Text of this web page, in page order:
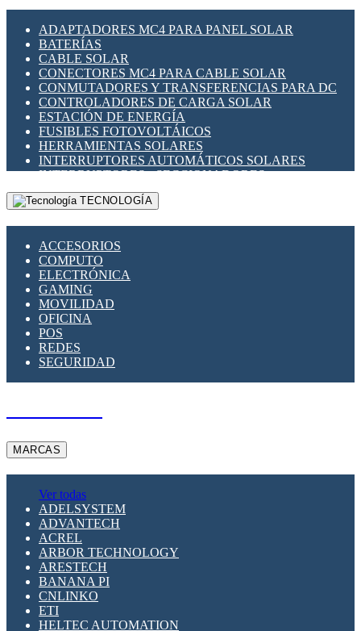
ADAPTADORES MC4 PARA PANEL SOLAR
BATERÍAS
CABLE SOLAR
CONECTORES MC4 PARA CABLE SOLAR
CONMUTADORES Y TRANSFERENCIAS PARA DC
CONTROLADORES DE CARGA SOLAR
ESTACIÓN DE ENERGÍA
FUSIBLES FOTOVOLTÁICOS
HERRAMIENTAS SOLARES
INTERRUPTORES AUTOMÁTICOS SOLARES
INTERRUPTORES - SECCIONADORES
FOTOVOLTÁICOS
MONTAJE PANEL SOLAR
SUPRESOR DE TRANSIENTES SPDS PARA
APLICACIONES FOTOVOLTAICAS
TECNOLOGÍA
ACCESORIOS
COMPUTO
ELECTRÓNICA
GAMING
MOVILIDAD
OFICINA
POS
REDES
SEGURIDAD
MARCAS
Ver todas
ADELSYSTEM
ADVANTECH
ACREL
ARBOR TECHNOLOGY
ARESTECH
BANANA PI
CNLINKO
ETI
HELTEC AUTOMATION